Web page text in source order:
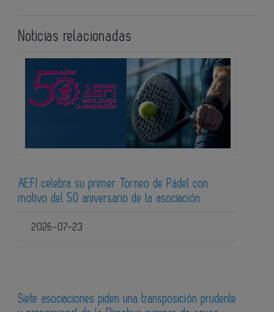
Noticias relacionadas
AEFI celebra su primer Torneo de Pádel con
motivo del 50 aniversario de la asociación
2026-07-23
Siete asociaciones piden una transposición prudente